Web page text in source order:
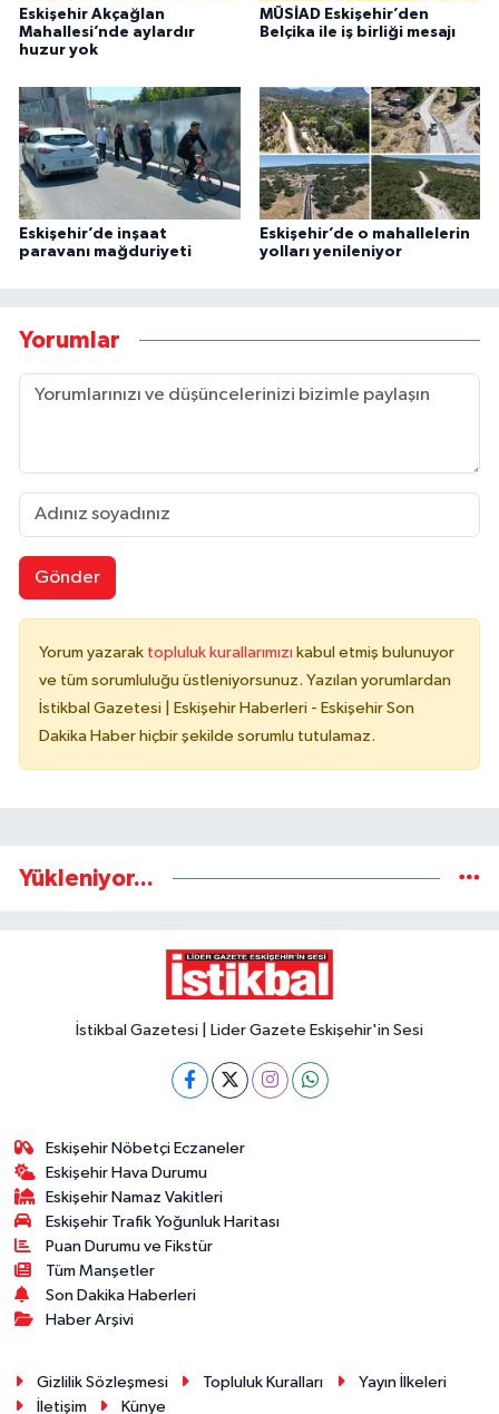
Eskişehir Akçağlan
Mahallesi’nde aylardır
huzur yok
MÜSİAD Eskişehir’den
Belçika ile iş birliği mesajı
Eskişehir’de inşaat
paravanı mağduriyeti
Eskişehir’de o mahallelerin
yolları yenileniyor
Yorumlar
Gönder
Yorum yazarak topluluk kurallarımızı kabul etmiş bulunuyor
ve tüm sorumluluğu üstleniyorsunuz. Yazılan yorumlardan
İstikbal Gazetesi | Eskişehir Haberleri - Eskişehir Son
Dakika Haber hiçbir şekilde sorumlu tutulamaz.
Yükleniyor...
İstikbal Gazetesi | Lider Gazete Eskişehir'in Sesi
Eskişehir Nöbetçi Eczaneler
Eskişehir Hava Durumu
Eskişehir Namaz Vakitleri
Eskişehir Trafik Yoğunluk Haritası
Puan Durumu ve Fikstür
Tüm Manşetler
Son Dakika Haberleri
Haber Arşivi
Gizlilik Sözleşmesi Topluluk Kuralları
Yayın İlkeleri
İletişim
Künye